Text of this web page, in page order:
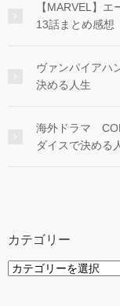
【MARVEL】
13話まとめ感
ヴァンパイア
決める人生
海外ドラマ
ダイスで決める
カテゴリー
カ